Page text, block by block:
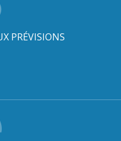
PRÉVISIONS